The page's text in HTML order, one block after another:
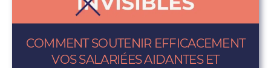
COMMENT SOUTENIR EFFICACEMENT
VOS SALARIÉES AIDANTES ET